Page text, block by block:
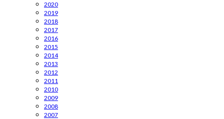
2020
2019
2018
2017
2016
2015
2014
2013
2012
2011
2010
2009
2008
2007